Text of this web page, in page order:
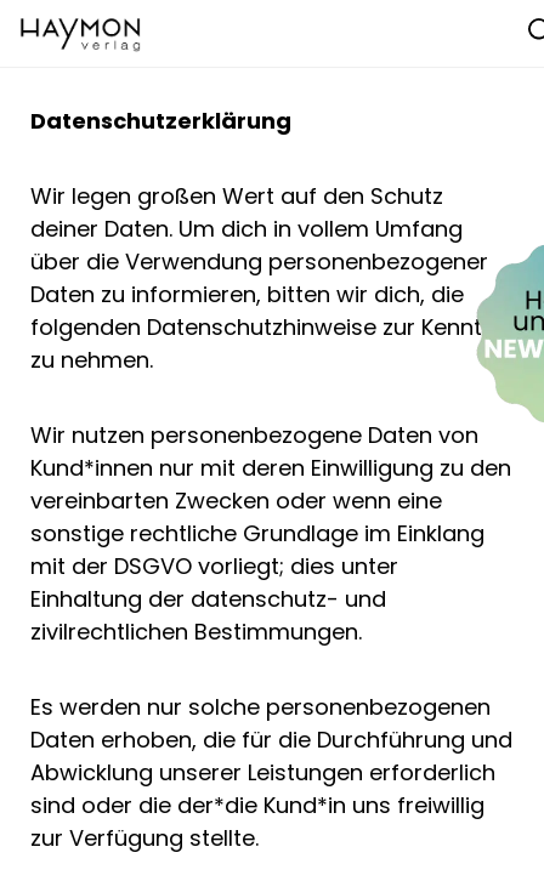
Datenschutzerklärung
Wir legen großen Wert auf den Schutz
deiner Daten. Um dich in vollem Umfang
über die Verwendung personenbezogener
Daten zu informieren, bitten wir dich, die
folgenden Datenschutzhinweise zur Kenntnis
zu nehmen.
Wir nutzen personenbezogene Daten von
Kund*innen nur mit deren Einwilligung zu den
vereinbarten Zwecken oder wenn eine
sonstige rechtliche Grundlage im Einklang
mit der DSGVO vorliegt; dies unter
Einhaltung der datenschutz- und
zivilrechtlichen Bestimmungen.
Es werden nur solche personenbezogenen
Daten erhoben, die für die Durchführung und
Abwicklung unserer Leistungen erforderlich
sind oder die der*die Kund*in uns freiwillig
zur Verfügung stellte.